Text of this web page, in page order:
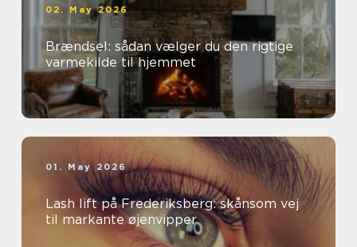
02. May 2026
Brændsel: sådan vælger du den rigtige
varmekilde til hjemmet
01. May 2026
Lash lift på Frederiksberg: skånsom vej
til markante øjenvipper